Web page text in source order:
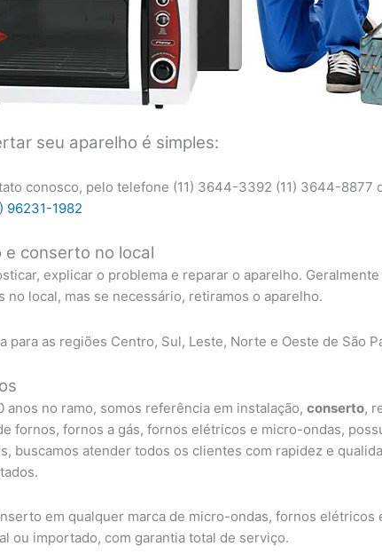
seu aparelho é simples:
conosco, pelo telefone (11) 3644-3392 (11) 3644-8877
96231-1982
e conserto no local
explicar o problema e reparar o aparelho.
no local, mas se necessário, retiramos o aparelho.
para as regiões Centro, Sul, Leste, Norte e Oeste de São
anos no ramo, somos referência em instalação,conserto,
fornos, fornos a gás, fornos elétricos e micro-ondas,
buscamos atender todos os clientes com rapidez e
em qualquer marca de micro-ondas, fornos elétricos
ou importado, com garantia total de serviço.